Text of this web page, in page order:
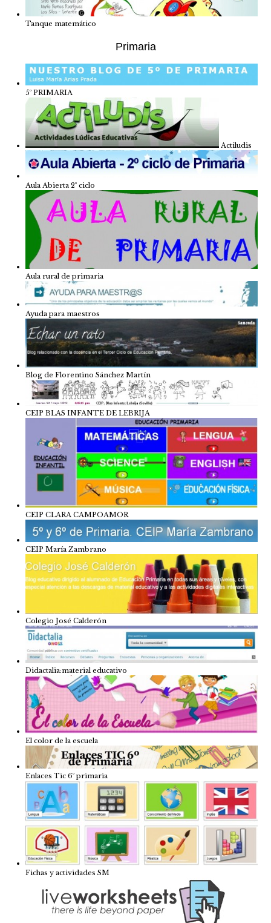
Tanque matemático
Primaria
5º PRIMARIA
Actiludis
Aula Abierta 2º ciclo
Aula rural de primaria
Ayuda para maestros
Blog de Florentino Sánchez Martín
CEIP BLAS INFANTE DE LEBRIJA
CEIP CLARA CAMPOAMOR
CEIP María Zambrano
Colegio José Calderón
Didactalia:material educativo
El color de la escuela
Enlaces Tic 6º primaria
Fichas y actividades SM